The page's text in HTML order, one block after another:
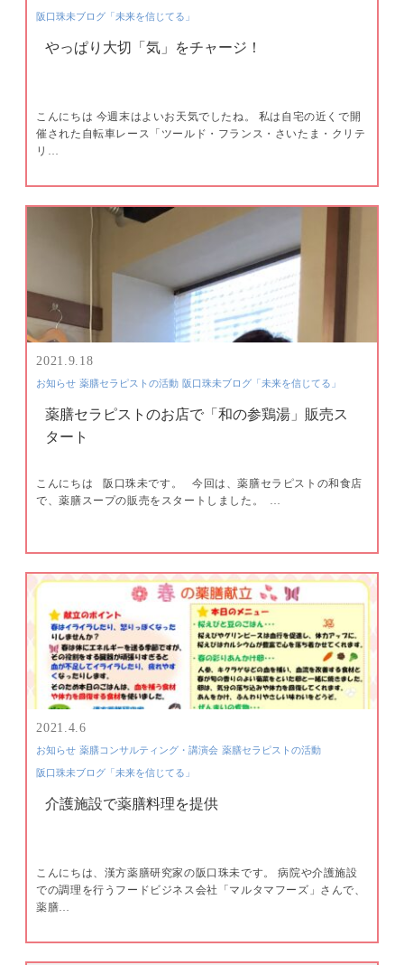
阪口珠未ブログ「未来を信じてる」
やっぱり大切「気」をチャージ！
こんにちは 今週末はよいお天気でしたね。 私は自宅の近くで開
催された自転車レース「ツールド・フランス・さいたま・クリテ
リ…
2021.9.18
お知らせ 薬膳セラピストの活動 阪口珠未ブログ「未来を信じてる」
薬膳セラピストのお店で「和の参鶏湯」販売ス
タート
こんにちは ​ ​ 阪口珠未です。 ​ ​ 今回は、薬膳セラピストの和食店
で、薬膳スープの販売をスタートしました。 ​ …
2021.4.6
お知らせ 薬膳コンサルティング・講演会 薬膳セラピストの活動
阪口珠未ブログ「未来を信じてる」
介護施設で薬膳料理を提供
こんにちは、漢方薬膳研究家の阪口珠未です。 病院や介護施設
での調理を行うフードビジネス会社「マルタマフーズ」さんで、
薬膳…